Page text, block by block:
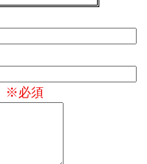
※必須